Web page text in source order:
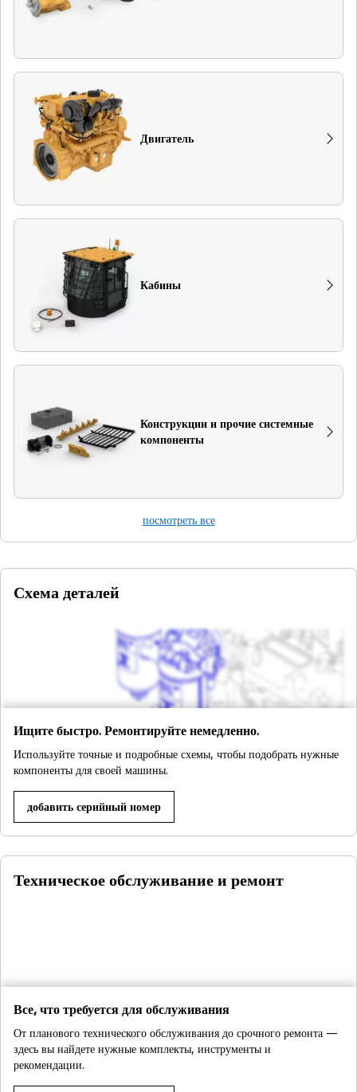
Двигатель
Кабины
Конструкции и прочие системные
компоненты
посмотреть все
Схема деталей
Ищите быстро. Ремонтируйте немедленно.
Используйте точные и подробные схемы, чтобы подобрать нужные
компоненты для своей машины.
добавить серийный номер
Техническое обслуживание и ремонт
Все, что требуется для обслуживания
От планового технического обслуживания до срочного ремонта —
здесь вы найдете нужные комплекты, инструменты и
рекомендации.